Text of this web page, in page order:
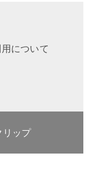
について
ップ